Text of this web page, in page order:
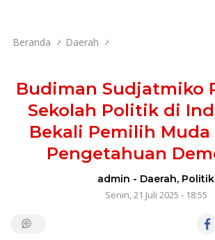
Beranda Daerah
Budiman Sudjatmiko
Sekolah Politik di
Bekali Pemilih
Pengetahuan
admin - Daerah, Politik
Senin, 21 Juli 2025 - 18:55